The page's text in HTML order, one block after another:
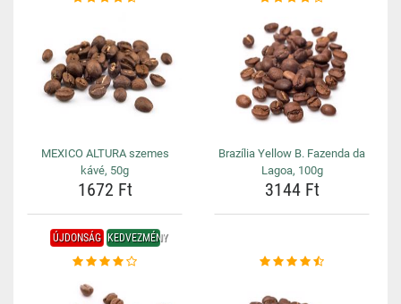
MEXICO ALTURA szemes
kávé, 50g
1672 Ft
Brazília Yellow B. Fazenda da
Lagoa, 100g
3144 Ft
ÚJDONSÁG KEDVEZMÉNY